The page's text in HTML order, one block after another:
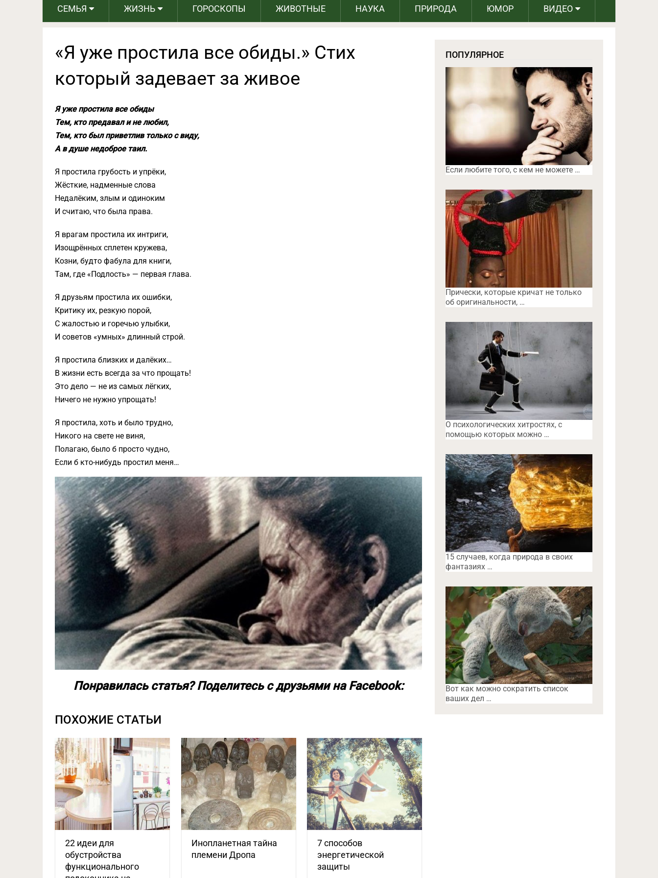
СЕМЬЯ ЖИЗНЬ ГОРОСКОПЫ ЖИВОТНЫЕ НАУКА ПРИРОДА ЮМОР ВИДЕО
«Я уже простила все обиды.» Стих
который задевает за живое
Я уже простила все обиды
Тем, кто предавал и не любил,
Тем, кто был приветлив только с виду,
А в душе недоброе таил.
Я простила грубость и упрёки,
Жёсткие, надменные слова
Недалёким, злым и одиноким
И считаю, что была права.
Я врагам простила их интриги,
Изощрённых сплетен кружева,
Козни, будто фабула для книги,
Там, где «Подлость» — первая глава.
Я друзьям простила их ошибки,
Критику их, резкую порой,
С жалостью и горечью улыбки,
И советов «умных» длинный строй.
Я простила близких и далёких…
В жизни есть всегда за что прощать!
Это дело — не из самых лёгких,
Ничего не нужно упрощать!
Я простила, хоть и было трудно,
Никого на свете не виня,
Полагаю, было б просто чудно,
Если б кто-нибудь простил меня…
Понравилась статья? Поделитесь с друзьями на Facebook:
ПОХОЖИЕ СТАТЬИ
22 идеи для
обустройства
функционального
Инопланетная тайна
племени Дропа
7 способов
энергетической
защиты
ПОПУЛЯРНОЕ
Если любите того, с кем не можете …
Прически, которые кричат не только
об оригинальности, …
O психологических хитростях, с
помощью которых можно …
15 случаев, когда природа в своих
фантазиях …
Вот как можно сократить список
ваших дел …